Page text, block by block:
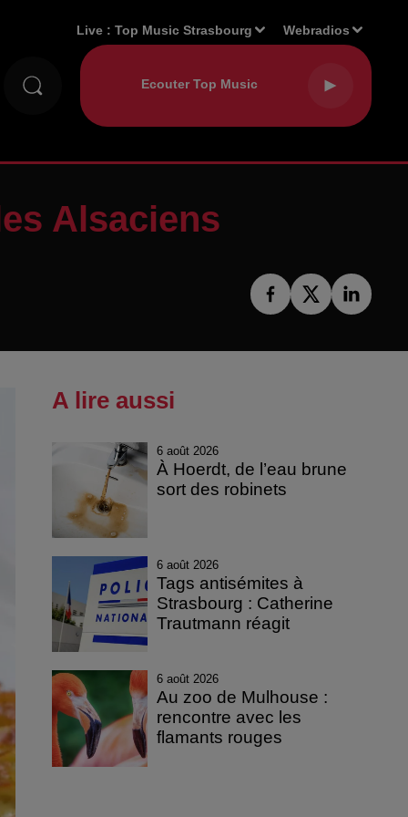
Live :Top Music Strasbourg Webradios
Alsaciens
A lire aussi
6 août 2026
À Hoerdt, de l’eau brune
sort des robinets
6 août 2026
Tags antisémites à
Strasbourg : Catherine
Trautmann réagit
6 août 2026
Au zoo de Mulhouse :
rencontre avec les
flamants rouges